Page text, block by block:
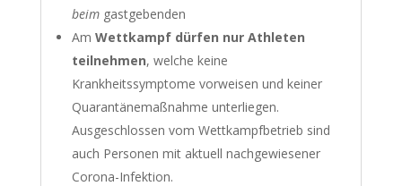
beim gastgebenden
Am Wettkampf dürfen nur Athleten
teilnehmen, welche keine
Krankheitssymptome vorweisen und keiner
Quarantänemaßnahme unterliegen.
Ausgeschlossen vom Wettkampfbetrieb sind
auch Personen mit aktuell nachgewiesener
Corona-Infektion.